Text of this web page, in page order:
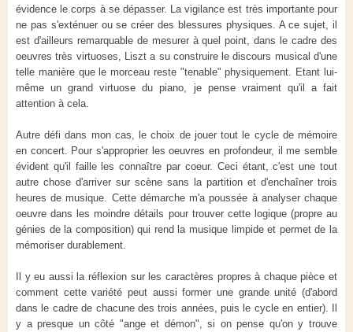
évidence le corps à se dépasser. La vigilance est très importante pour
ne pas s'exténuer ou se créer des blessures physiques. A ce sujet, il
est d'ailleurs remarquable de mesurer à quel point, dans le cadre des
oeuvres très virtuoses, Liszt a su construire le discours musical d'une
telle manière que le morceau reste "tenable" physiquement. Etant lui-
même un grand virtuose du piano, je pense vraiment qu'il a fait
attention à cela.
Autre défi dans mon cas, le choix de jouer tout le cycle de mémoire
en concert. Pour s'approprier les oeuvres en profondeur, il me semble
évident qu'il faille les connaître par coeur. Ceci étant, c'est une tout
autre chose d'arriver sur scène sans la partition et d'enchaîner trois
heures de musique. Cette démarche m'a poussée à analyser chaque
oeuvre dans les moindre détails pour trouver cette logique (propre au
génies de la composition) qui rend la musique limpide et permet de la
mémoriser durablement.
Il y eu aussi la réflexion sur les caractères propres à chaque pièce et
comment cette variété peut aussi former une grande unité (d'abord
dans le cadre de chacune des trois années, puis le cycle en entier). Il
y a presque un côté "ange et démon", si on pense qu'on y trouve